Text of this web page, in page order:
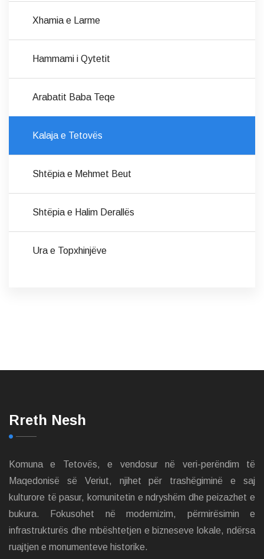
Xhamia e Larme
Hammami i Qytetit
Arabatit Baba Teqe
Kalaja e Tetovës
Shtëpia e Mehmet Beut
Shtëpia e Halim Derallës
Ura e Topxhinjëve
Rreth Nesh
Komuna e Tetovës, e vendosur në veri-perëndim të
Maqedonisë së Veriut, njihet për trashëgiminë e saj
kulturore të pasur, komunitetin e ndryshëm dhe peizazhet e
bukura. Fokusohet në modernizim, përmirësimin e
infrastrukturës dhe mbështetjen e bizneseve lokale, ndërsa
ruajtjen e monumenteve historike.